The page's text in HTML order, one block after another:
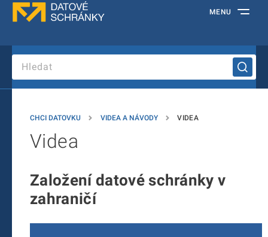
MENU
CHCI DATOVKU VIDEA A NÁVODY VIDEA
Videa
Založení datové schránky v
zahraničí